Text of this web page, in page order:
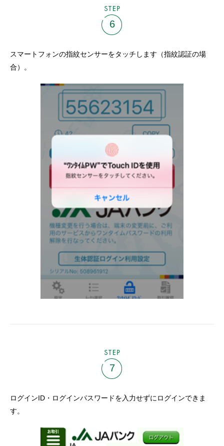
6
スマートフォンの指紋センサーをタッチします（指紋認証の場
合）。
7
ログインID・ログインパスワードを入力せずにログインできま
す。